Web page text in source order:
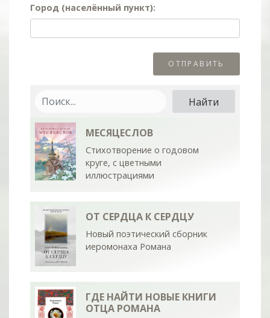
Город (населённый пункт):
МЕСЯЦЕСЛОВ
Стихотворение о годовом
круге, с цветными
иллюстрациями
ОТ СЕРДЦА К СЕРДЦУ
Новый поэтический сборник
иеромонаха Романа
ГДЕ НАЙТИ НОВЫЕ КНИГИ
ОТЦА РОМАНА